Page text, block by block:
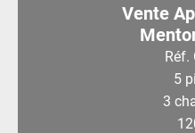
Vente
Réf.
5
3